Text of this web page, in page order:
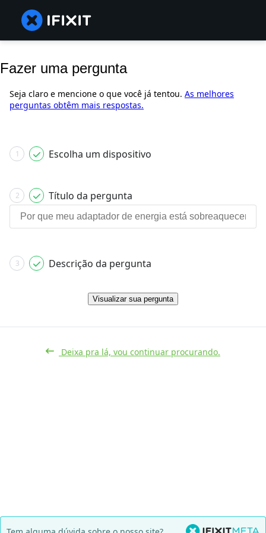
Fazer uma pergunta
Seja claro e mencione o que você já tentou. As melhores
perguntas obtêm mais respostas.
1 Escolha um dispositivo
2 Título da pergunta
3 Descrição da pergunta
Visualizar sua pergunta
Deixa pra lá, vou continuar procurando.